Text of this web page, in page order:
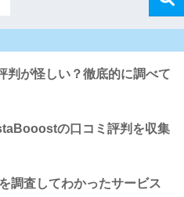
判が怪しい？徹底的に調べて
の口コミ評判を収集
調査してわかったサービス